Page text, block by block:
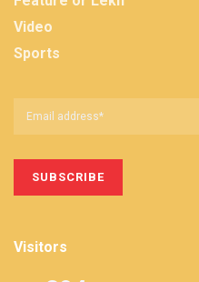
Video
Sports
Visitors